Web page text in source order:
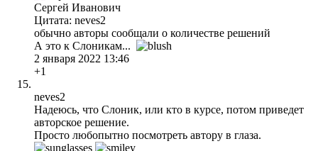
Сергей Иванович
Цитата: neves2
обычно авторы сообщали о количестве решений
А это к Слоникам...
2 января 2022 13:46
+1
neves2
Надеюсь, что Слоник, или кто в курсе, потом приведет
авторское решение.
Просто любопытно посмотреть автору в глаза.